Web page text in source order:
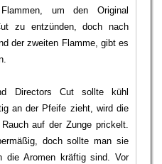
um den Original
zu entzünden, doch nach
der zweiten Flamme, gibt es
Directors Cut sollte kühl
an der Pfeife zieht, wird die
auf der Zunge prickelt.
doch sollte man sie
die Aromen kräftig sind. Vor